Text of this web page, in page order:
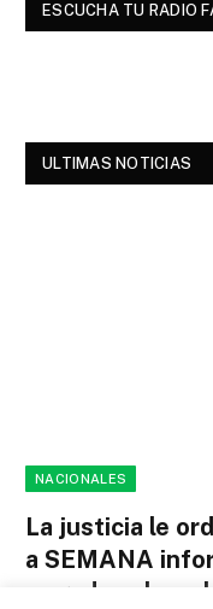
ESCUCHA TU RADIO
ULTIMAS NOTICIAS
NACIONALES
La justicia le
a SEMANA
negada sobre